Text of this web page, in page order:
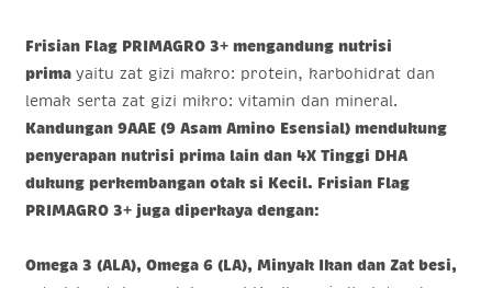
Frisian Flag PRIMAGRO 3+ mengandung nutrisi
prima yaitu zat gizi makro: protein, karbohidrat dan
lemak serta zat gizi mikro: vitamin dan mineral.
Kandungan 9AAE (9 Asam Amino Esensial) mendukung
penyerapan nutrisi prima lain dan 4X Tinggi DHA
dukung perkembangan otak si Kecil. Frisian Flag
PRIMAGRO 3+ juga diperkaya dengan:
Omega 3 (ALA), Omega 6 (LA), Minyak Ikan dan Zat besi,